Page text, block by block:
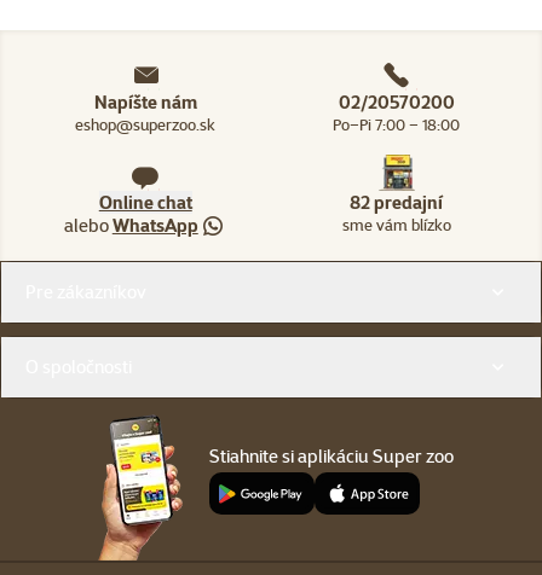
Napíšte nám
eshop@superzoo.sk
02/20570200
Po–Pi 7:00 – 18:00
Online chat
aleboWhatsApp
82 predajní
sme vám blízko
Stiahnite si aplikáciu Super zoo